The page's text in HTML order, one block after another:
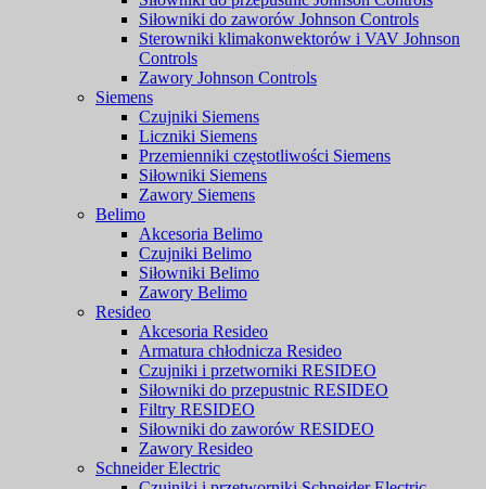
Siłowniki do zaworów Johnson Controls
Sterowniki klimakonwektorów i VAV Johnson
Controls
Zawory Johnson Controls
Siemens
Czujniki Siemens
Liczniki Siemens
Przemienniki częstotliwości Siemens
Siłowniki Siemens
Zawory Siemens
Belimo
Akcesoria Belimo
Czujniki Belimo
Siłowniki Belimo
Zawory Belimo
Resideo
Akcesoria Resideo
Armatura chłodnicza Resideo
Czujniki i przetworniki RESIDEO
Siłowniki do przepustnic RESIDEO
Filtry RESIDEO
Siłowniki do zaworów RESIDEO
Zawory Resideo
Schneider Electric